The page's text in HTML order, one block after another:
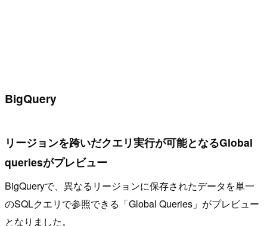
BigQuery
リージョンを跨いだクエリ実行が可能となるGlobal
queriesがプレビュー
BigQueryで、異なるリージョンに保存されたデータを単一
のSQLクエリで参照できる「Global Queries」がプレビュー
となりました。